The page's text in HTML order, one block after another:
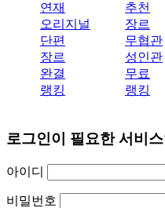
연재
오리지널
단편
장르
완결
랭킹
추천
장르
무협관
성인관
무료
랭킹
로그인이 필요한 서비
아이디
비밀번호